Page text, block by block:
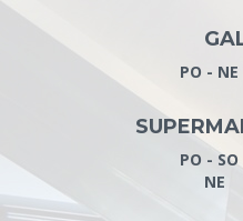
PO - NE
PO - SO
NE